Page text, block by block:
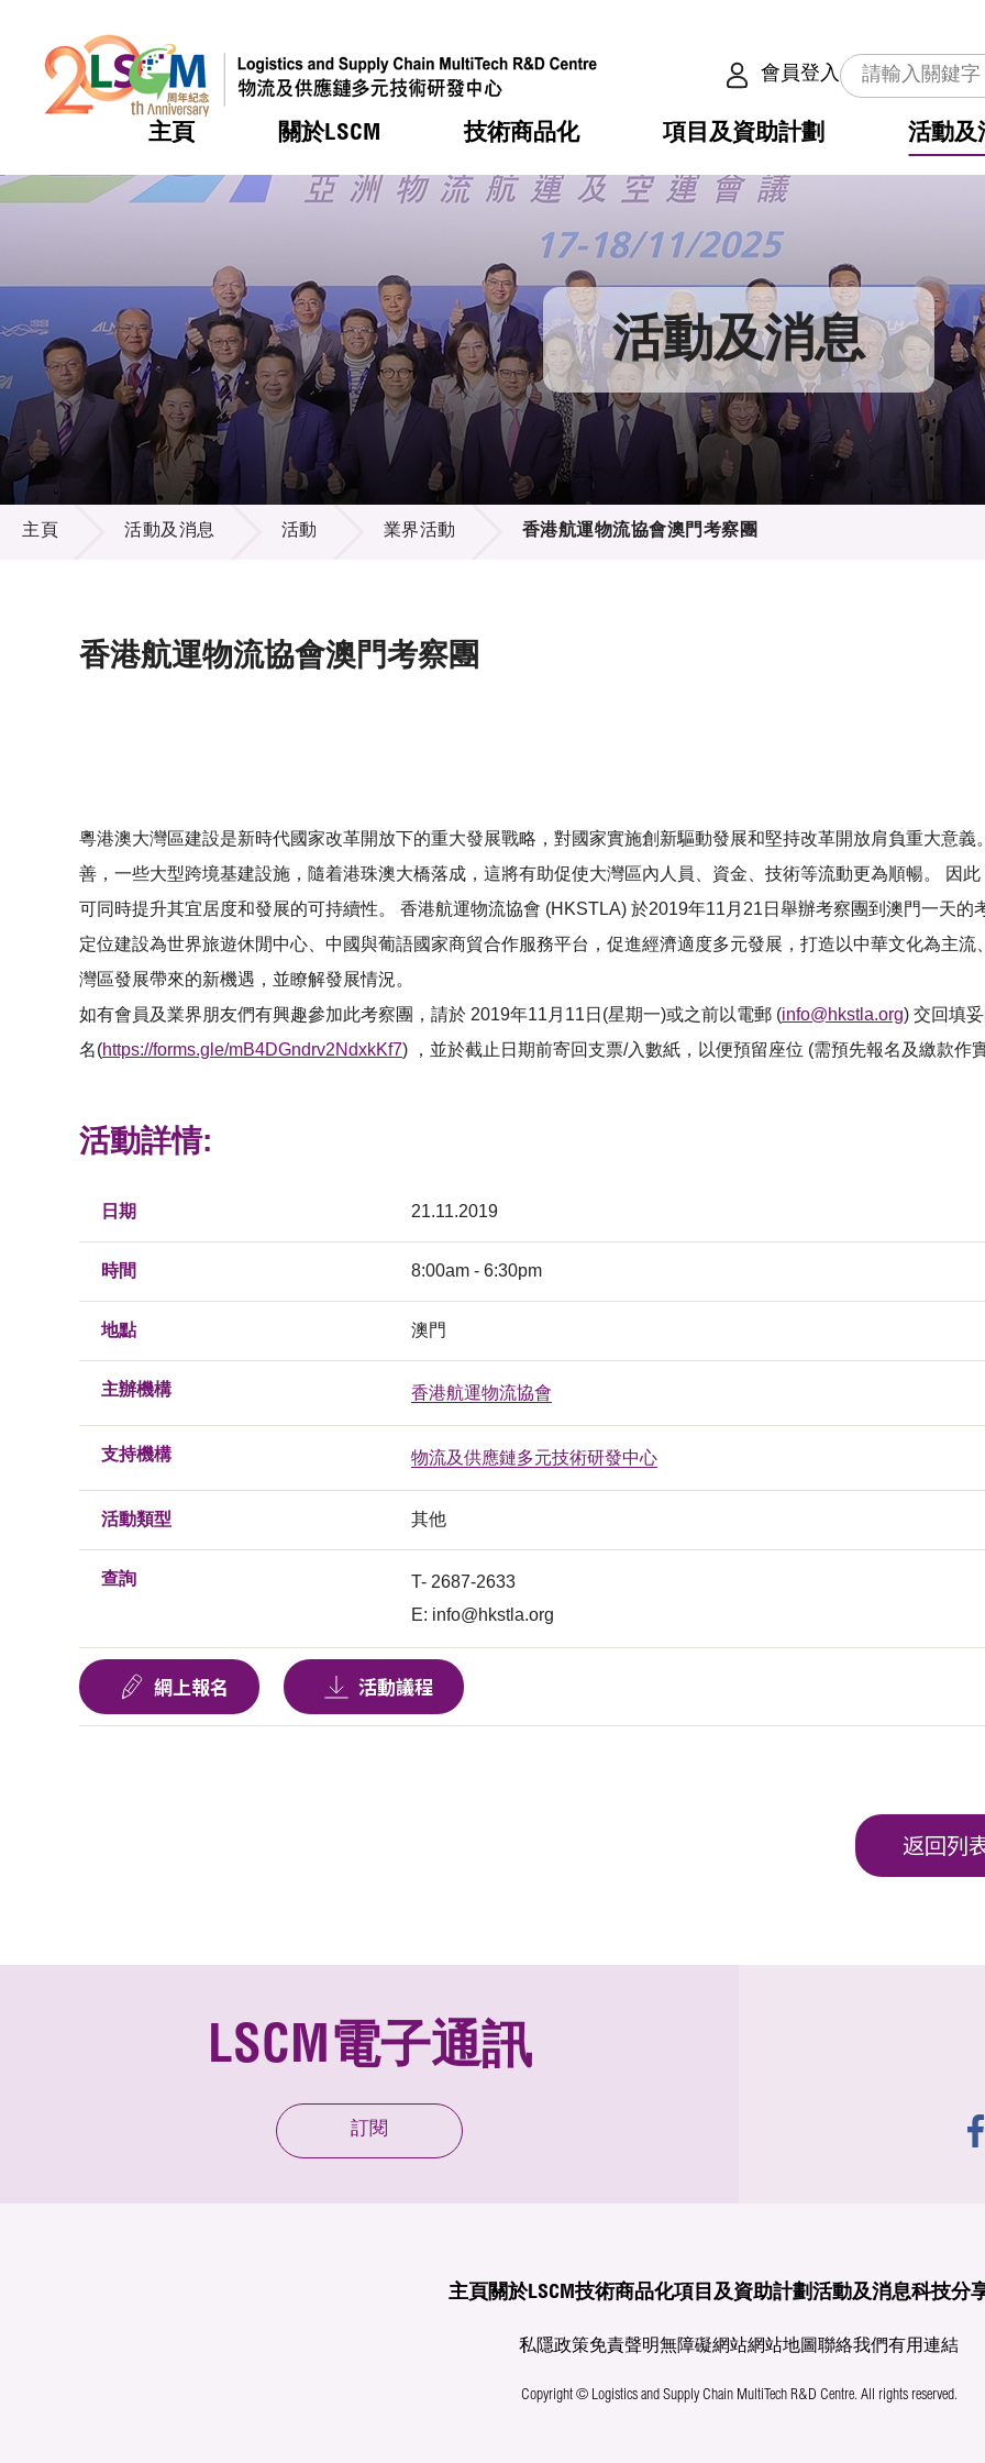
會員登入
主頁 關於LSCM
熱門 機構簡介
組織架構
組織架構
董事局
研究顧問
招標通告
技術商品化
熱門 服務
可獲授權之技術
應用於公共服務之創新技術
重點項目
項目及資助計劃
熱門 合作計劃
資助計劃
資助計劃
稅務優惠
申請
評審
徵求研發項目計劃書
項目資料庫
活動及
熱門 活動
獎項
新聞中心
媒體報導
新聞稿
資訊中心
多媒體
出版刊物
熱門 會籍及服務
會員列表
會員登入 活動及消息
活動及消息
主頁 活動及消息 活動 業界活動 香港航運物流協會澳門考察團
香港航運物流協會澳門考察團
粵港澳大灣區建設是新時代國家改革開放下的重大發展戰略，對國家實施創新驅動發展和堅持改革開放肩負重大意
善，一些大型跨境基建設施，隨着港珠澳大橋落成，這將有助促使大灣區內人員、資金、技術等流動更為順暢。 因
可同時提升其宜居度和發展的可持續性。 香港航運物流協會 (HKSTLA) 於2019年11月21日舉辦考察團到澳門一天的
定位建設為世界旅遊休閒中心、中國與葡語國家商貿合作服務平台，促進經濟適度多元發展，打造以中華文化為主
灣區發展帶來的新機遇，並瞭解發展情況。
如有會員及業界朋友們有興趣參加此考察團，請於 2019年11月11日(星期一)或之前以電郵 (info@hkstla.org) 交回填
名(https://forms.gle/mB4DGndrv2NdxkKf7) ，並於截止日期前寄回支票/入數紙，以便預留座位 (需預先報名及繳款作
活動詳情:
日期 21.11.2019
時間 8:00am - 6:30pm
地點 澳門
主辦機構 香港航運物流協會
支持機構 物流及供應鏈多元技術研發中心
活動類型 其他
查詢
T- 2687-2633
E: info@hkstla.org
網上報名 活動議程
返回列
LSCM電子通訊
訂閱
主頁關於LSCM技術商品化項目及資助計劃活動及消息科技分
私隱政策免責聲明無障礙網站網站地圖聯絡我們有用連結
Copyright © Logistics and Supply Chain MultiTech R&D Centre. All rights reserved.